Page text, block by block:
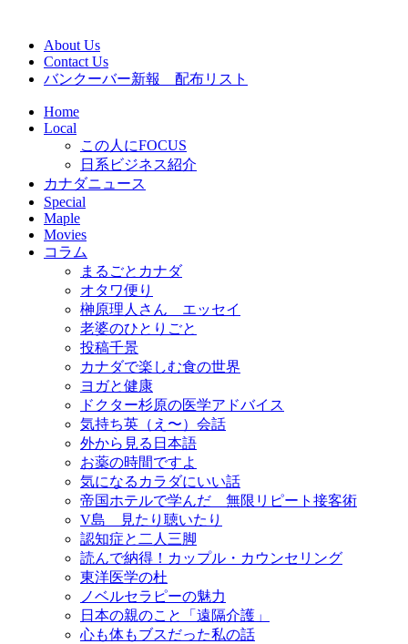
About Us
Contact Us
バンクーバー新報 配布リスト
Home
Local
この人にFOCUS
日系ビジネス紹介
カナダニュース
Special
Maple
Movies
コラム
まるごとカナダ
オタワ便り
榊原理人さん エッセイ
老婆のひとりごと
投稿千景
カナダで楽しむ食の世界
ヨガと健康
ドクター杉原の医学アドバイス
気持ち英（え〜）会話
外から見る日本語
お薬の時間ですよ
気になるカラダにいい話
帝国ホテルで学んだ 無限リピート接客術
V島 見たり聴いたり
認知症と二人三脚
読んで納得！カップル・カウンセリング
東洋医学の杜
ノベルセラピーの魅力
日本の親のこと「遠隔介護」
心も体もブスだった私の話